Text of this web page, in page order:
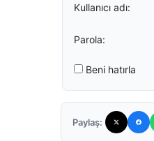
Kullanıcı adı:
Parola:
Beni hatırla
Paylaş: